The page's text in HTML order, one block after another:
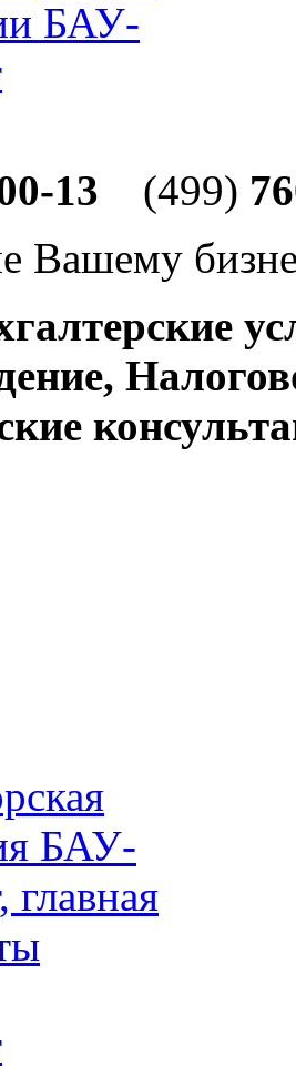
13 (499)
Вашему